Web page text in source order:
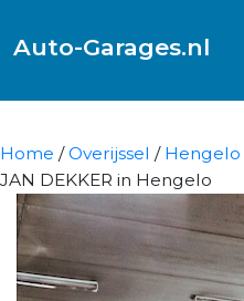
Auto-Garages.nl
Home /Overijssel / Hengelo
JAN DEKKER in Hengelo